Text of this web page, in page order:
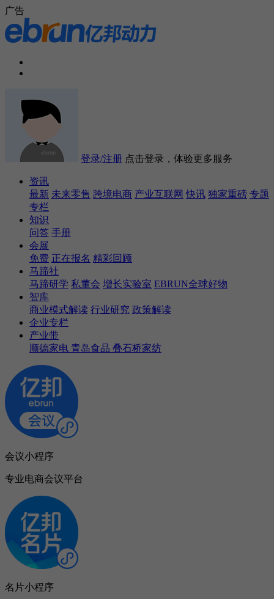
广告
登录/注册 点击登录，体验更多服务
资讯
最新 未来零售 跨境电商 产业互联网 快讯 独家重磅 专题
专栏
知识
问答 手册
会展
免费 正在报名 精彩回顾
马蹄社
马蹄研学 私董会 增长实验室 EBRUN全球好物
智库
商业模式解读 行业研究 政策解读
企业专栏
产业带
顺德家电 青岛食品 叠石桥家纺
会议小程序
专业电商会议平台
名片小程序